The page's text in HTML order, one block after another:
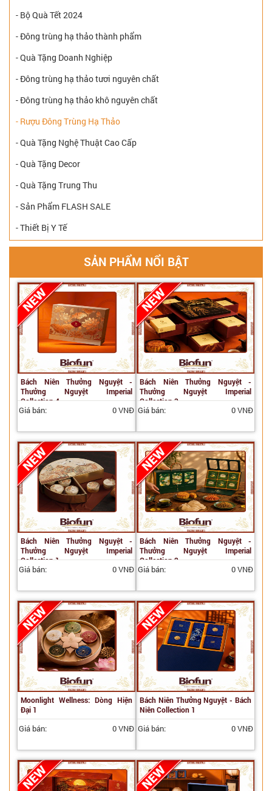
- Bộ Quà Tết 2024
- Đông trùng hạ thảo thành phẩm
- Quà Tặng Doanh Nghiệp
- Đông trùng hạ thảo tươi nguyên chất
- Đông trùng hạ thảo khô nguyên chất
- Rượu Đông Trùng Hạ Thảo
- Quà Tặng Nghệ Thuật Cao Cấp
- Quà Tặng Decor
- Quà Tặng Trung Thu
- Sản Phẩm FLASH SALE
- Thiết Bị Y Tế
SẢN PHẨM NỔI BẬT
Bách Niên Thưởng Nguyệt -
Thưởng Nguyệt Imperial
Collection 4
Giá bán: 0 VNĐ
Bách Niên Thưởng Nguyệt -
Thưởng Nguyệt Imperial
Collection 3
Giá bán: 0 VNĐ
Bách Niên Thưởng Nguyệt -
Thưởng Nguyệt Imperial
Collection 1
Giá bán: 0 VNĐ
Bách Niên Thưởng Nguyệt -
Thưởng Nguyệt Imperial
Collection 2
Giá bán: 0 VNĐ
Moonlight Wellness: Dòng Hiện
Đại 1
Giá bán: 0 VNĐ
Bách Niên Thưởng Nguyệt - Bách
Niên Collection 1
Giá bán: 0 VNĐ